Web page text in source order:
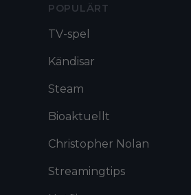
POPULÄRT
TV-spel
Kändisar
Steam
Bioaktuellt
Christopher Nolan
Streamingtips